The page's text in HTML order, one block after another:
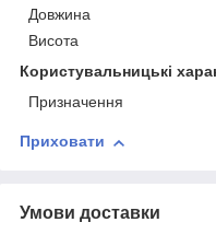
Довжина
Висота
Користувальницькі
Призначення
Приховати
Умови доставки